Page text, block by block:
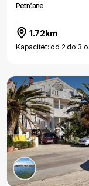
Petrčane
1.72km
Kapacitet: od 2 do 3